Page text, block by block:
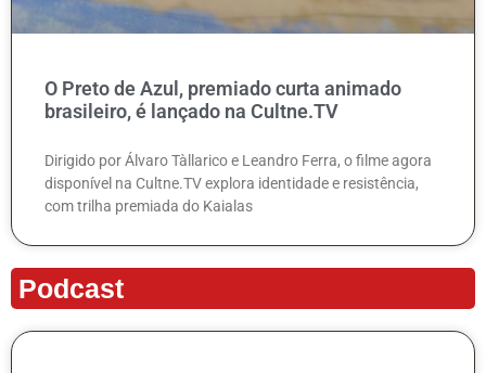
O Preto de Azul, premiado curta animado
brasileiro, é lançado na Cultne.TV
Dirigido por Álvaro Tàllarico e Leandro Ferra, o filme agora
disponível na Cultne.TV explora identidade e resistência,
com trilha premiada do Kaialas
Podcast